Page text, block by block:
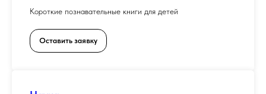
Короткие познавательные книги для детей
Оставить заявку